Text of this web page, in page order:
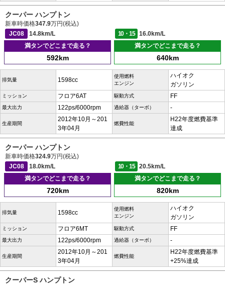
クーパー ハンプトン
新車時価格347.9万円(税込)
JC08
14.8km/L 10・15
16.0km/L
満タンでどこまで走る？
592km
満タンでどこまで走る？
640km
排気量 1598cc
使用燃料
エンジン
ハイオク
ガソリン
ミッション フロア6AT 駆動方式 FF
最大出力 122ps/6000rpm 過給器（ターボ） -
生産期間
2012年10月～201
3年04月
燃費性能
H22年度燃費基準
達成
クーパー ハンプトン
新車時価格324.9万円(税込)
JC08
18.0km/L 10・15
20.5km/L
満タンでどこまで走る？
720km
満タンでどこまで走る？
820km
排気量 1598cc
使用燃料
エンジン
ハイオク
ガソリン
ミッション フロア6MT 駆動方式 FF
最大出力 122ps/6000rpm 過給器（ターボ） -
生産期間
2012年10月～201
3年04月
燃費性能
H22年度燃費基準
+25%達成
クーパーS ハンプトン